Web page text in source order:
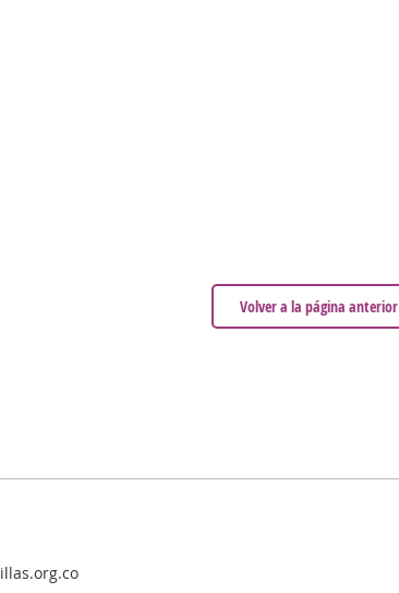
Volver a la página anterior